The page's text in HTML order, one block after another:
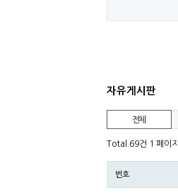
자유게시판
전체
Total 69건 1 페이지
번호